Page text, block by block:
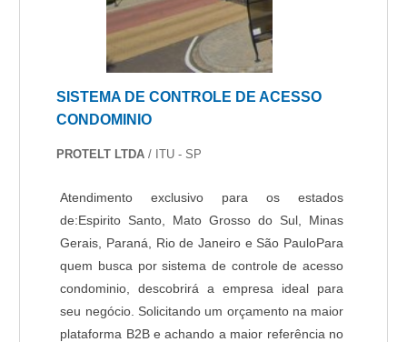
padrões possíveis por contar com escritório de
alta qualidade onde são realizadas as atividades
e tecnologia de ponta. Tudo isso, somado a uma
profissionais intensamente qualificados, garante
o sucesso de cada cliente de ponta a
ponta.Aproveite a visita para acessar o nosso
serviços e produtos. Se preferir, entre em
contato com um dos nossos consultores e
solicite um orçamento!.
SISTEMA DE CONTROLE DE ACESSO
CONDOMINIO
PROTELT LTDA / ITU - SP
Atendimento exclusivo para os estados
de:Espirito Santo, Mato Grosso do Sul, Minas
Gerais, Paraná, Rio de Janeiro e São PauloPara
quem busca por sistema de controle de acesso
condominio, descobrirá a empresa ideal para
seu negócio. Solicitando um orçamento na maior
plataforma B2B e achando a maior referência no